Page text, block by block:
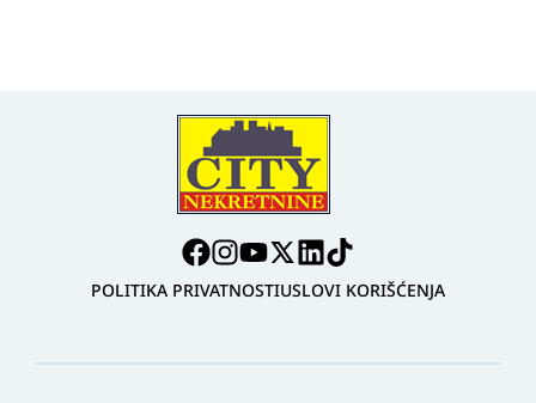
POLITIKA PRIVATNOSTIUSLOVI KORIŠĆENJA